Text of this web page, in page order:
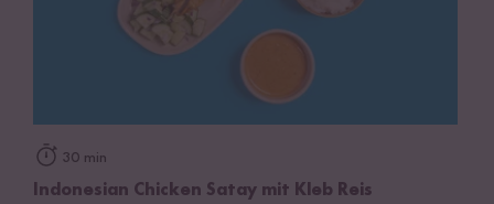
30 min
Indonesian Chicken Satay mit Kleb Reis